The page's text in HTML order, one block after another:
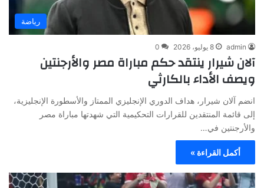
رياضة
admin 8 يوليو، 2026 0
آلان شيرار ينتقد حكم مباراة مصر والأرجنتين
ويصف الأداء بالكارثي
انضم آلان شيرار، هداف الدوري الإنجليزي الممتاز والأسطورة الإنجليزية،
إلى قائمة المنتقدين للقرارات التحكيمية التي شهدتها مباراة مصر
والأرجنتين في…
أكمل القراءة »